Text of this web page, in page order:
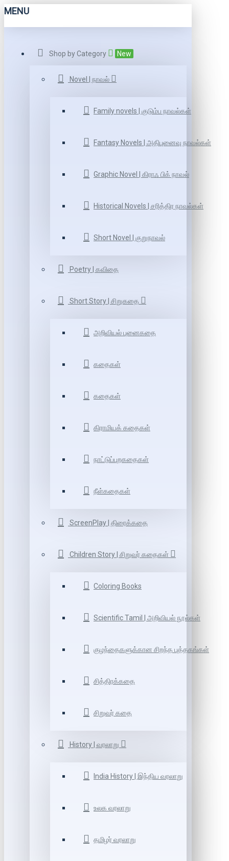
MENU
Shop by Category New
Novel | நாவல்
Family novels | குடும்ப நாவல்கள்
Fantasy Novels | அதிபுனைவு நாவல்கள்
Graphic Novel | கிராஃ பிக் நாவல்
Historical Novels | சரித்திர நாவல்கள்
Short Novel | குறுநாவல்
Poetry | கவிதை
Short Story | சிறுகதை
அறிவியல் புனைகதை
கதைகள்
கதைகள்
கிராமியக் கதைகள்
நாட்டுப்புறகதைகள்
நீள்கதைகள்
ScreenPlay | திரைக்கதை
Children Story | சிறுவர் கதைகள்
Coloring Books
Scientific Tamil | அறிவியல் நூல்கள்
குழந்தைகளுக்கான சிறந்த புத்தகங்கள்
சித்திரக்கதை
சிறுவர் கதை
History | வரலாறு
India History | இந்திய வரலாறு
உலக வரலாறு
தமிழர் வரலாறு